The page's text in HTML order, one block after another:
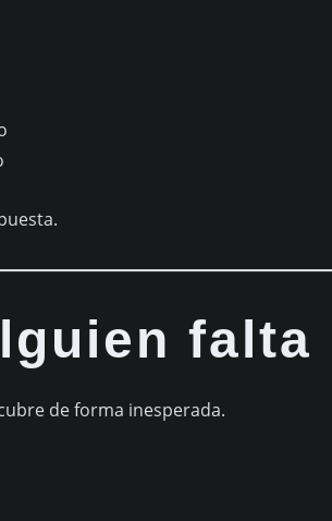
falta
de forma inesperada.